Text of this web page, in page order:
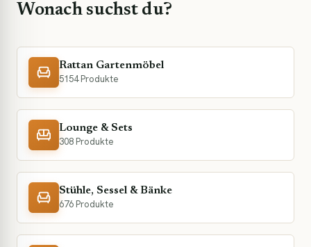
Wonach suchst du?
Rattan Gartenmöbel
5154 Produkte
Lounge & Sets
308 Produkte
Stühle, Sessel & Bänke
676 Produkte